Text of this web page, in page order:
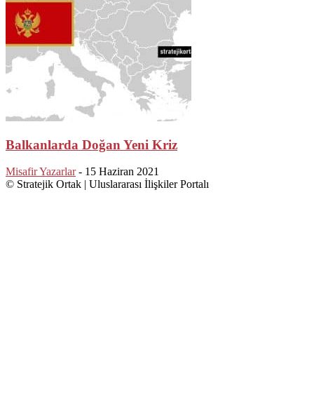
Balkanlarda Doğan Yeni Kriz
Misafir Yazarlar - 15 Haziran 2021
© Stratejik Ortak | Uluslararası İlişkiler Portalı